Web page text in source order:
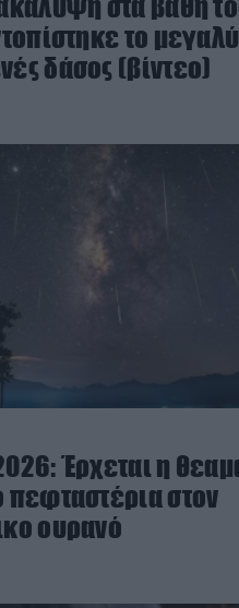
στα βάθη
το
δάσος (βίντεο)
Έρχεται η
πεφταστέρια στον
ουρανό